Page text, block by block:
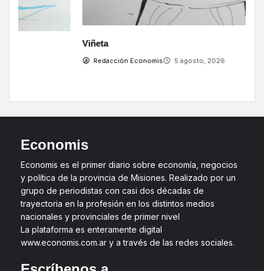
Redacción Economis 5 agosto, 2026
Economis
Economis es el primer diario sobre economía, negocios
y política de la provincia de Misiones. Realizado por un
grupo de periodistas con casi dos décadas de
trayectoria en la profesión en los distintos medios
nacionales y provinciales de primer nivel
La plataforma es enteramente digital
www.economis.com.ar y a través de las redes sociales.